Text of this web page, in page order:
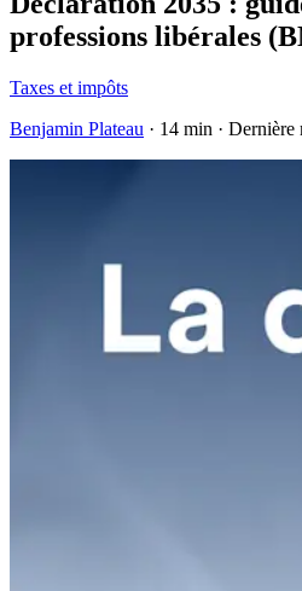
professions libérales
Taxes et impôts
Benjamin Plateau · 14 min ·